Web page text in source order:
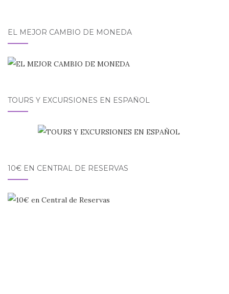
EL MEJOR CAMBIO DE MONEDA
TOURS Y EXCURSIONES EN ESPAÑOL
10€ EN CENTRAL DE RESERVAS